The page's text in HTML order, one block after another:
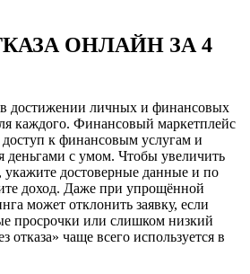
ОНЛАЙН ЗА 4
в достижении личных и финансовых
каждого. Финансовый маркетплейс
к финансовым услугам и
деньгами с умом. Чтобы увеличить
укажите достоверные данные и по
доход. Даже при упрощённой
может отклонить заявку, если
просрочки или слишком низкий
отказа» чаще всего используется в